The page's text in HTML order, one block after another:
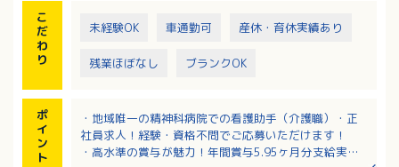
こ
だ
わ
り
未経験OK 車通勤可 産休・育休実績あり
残業ほぼなし ブランクOK
ポ
イ
ン
ト
・地域唯一の精神科病院での看護助手（介護職）・正
社員求人！経験・資格不問でご応募いただけます！
・高水準の賞与が魅力！年間賞与5.95ヶ月分支給実績